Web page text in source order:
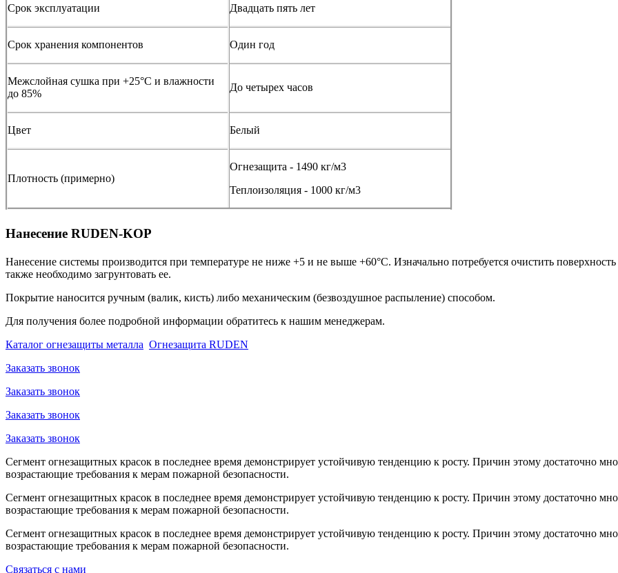
Срок эксплуатации Двадцать пять лет
Срок хранения компонентов Один год
Межслойная сушка при +25°С и влажности
до 85%
До четырех часов
Цвет Белый
Плотность (примерно)
Огнезащита - 1490 кг/м3
Теплоизоляция - 1000 кг/м3
Нанесение RUDEN-KOP
Нанесение системы производится при температуре не ниже +5 и не выше +60°С. Изначально потребуется очистить
также необходимо загрунтовать ее.
Покрытие наносится ручным (валик, кисть) либо механическим (безвоздушное распыление) способом.
Для получения более подробной информации обратитесь к нашим менеджерам.
Каталог огнезащиты металла Огнезащита RUDEN
Заказать звонок
Заказать звонок
Заказать звонок
Заказать звонок
Сегмент огнезащитных красок в последнее время демонстрирует устойчивую тенденцию к росту. Причин этому достаточно
возрастающие требования к мерам пожарной безопасности.
Сегмент огнезащитных красок в последнее время демонстрирует устойчивую тенденцию к росту. Причин этому достаточно
возрастающие требования к мерам пожарной безопасности.
Сегмент огнезащитных красок в последнее время демонстрирует устойчивую тенденцию к росту. Причин этому достаточно
возрастающие требования к мерам пожарной безопасности.
Связаться с нами